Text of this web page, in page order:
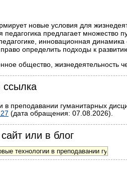
новые условия для
педагогика предлагает
инновационная
определить подходы к
общество, жизнедеятельность
ссылка
в преподавании гуманитарных
(дата обращения: 07.08.2026).
или в блог